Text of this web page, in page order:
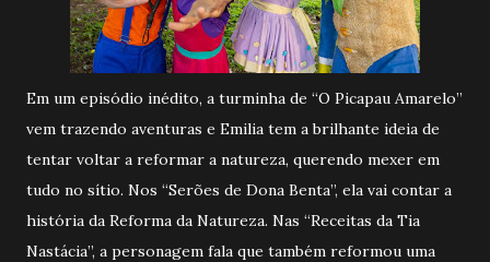
Em um episódio inédito, a turminha de “O Picapau Amarelo”
vem trazendo aventuras e Emilia tem a brilhante ideia de
tentar voltar a reformar a natureza, querendo mexer em
tudo no sítio. Nos “Serões de Dona Benta”, ela vai contar a
história da Reforma da Natureza. Nas “Receitas da Tia
Nastácia”, a personagem fala que também reformou uma